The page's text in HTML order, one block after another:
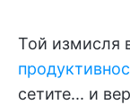
Той измисля
сетите... и